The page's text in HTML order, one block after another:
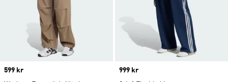
Price
599 kr
Price
999 kr